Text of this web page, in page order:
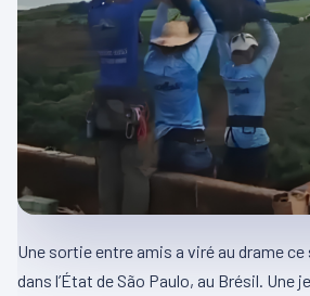
Une sortie entre amis a viré au drame
dans l’État de São Paulo, au Brésil. Une